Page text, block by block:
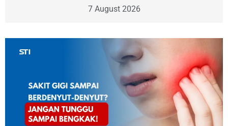
7 August 2026